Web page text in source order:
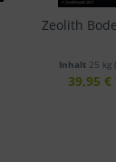
Zeolith
Inhalt 25 kg
39,95 €